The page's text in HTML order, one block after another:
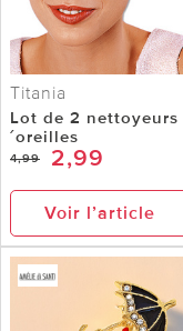
Titania
Lot de 2 nettoyeurs
´oreilles
4,99 2,99
Voir l’article